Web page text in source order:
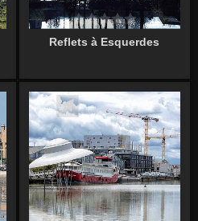
Reflets à Esquerdes
Écrire un commentaire